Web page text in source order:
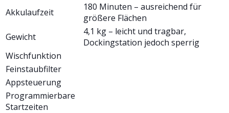
Akkulaufzeit
180 Minuten – ausreichend für
größere Flächen
Gewicht
4,1 kg – leicht und tragbar,
Dockingstation jedoch sperrig
Wischfunktion
Feinstaubfilter
Appsteuerung
Programmierbare
Startzeiten